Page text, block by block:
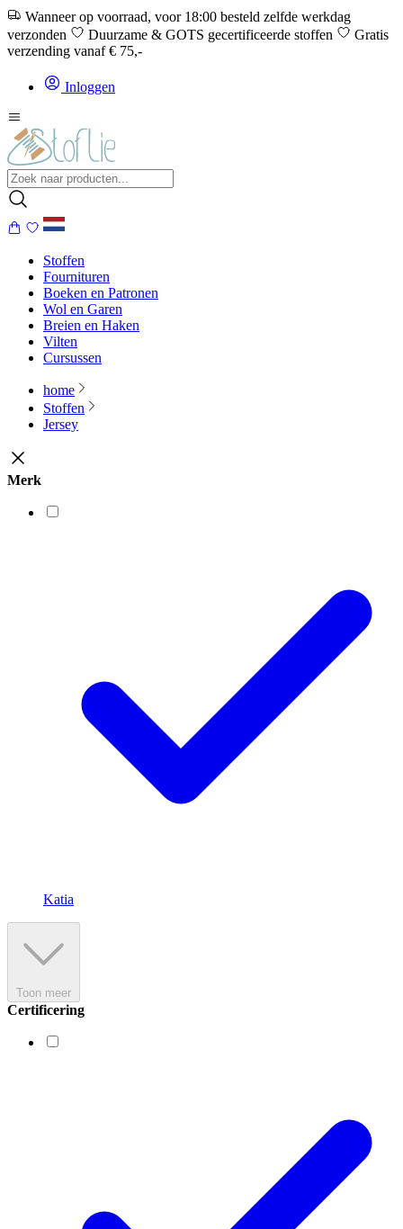
Wanneer op voorraad, voor 18:00 besteld zelfde werkdag
verzonden
Duurzame & GOTS gecertificeerde stoffen
Gratis
verzending vanaf € 75,-
Inloggen
Stoffen
Fournituren
Boeken en Patronen
Wol en Garen
Breien en Haken
Vilten
Cursussen
home
Stoffen
Jersey
Merk
Katia
Toon meer
Certificering